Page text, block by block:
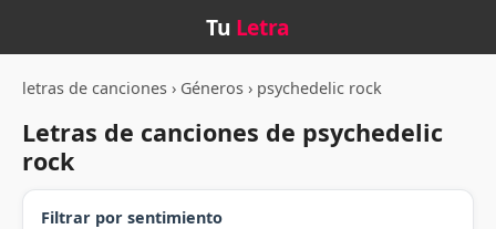
Tu Letra
letras de canciones › Géneros › psychedelic rock
Letras de canciones de psychedelic
rock
Filtrar por sentimiento